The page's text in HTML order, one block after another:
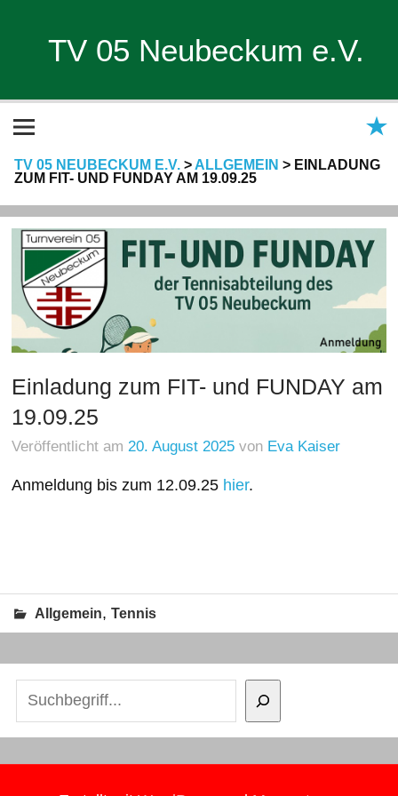
TV 05 Neubeckum e.V.
TV 05 NEUBECKUM E.V.> ALLGEMEIN > EINLADUNG
ZUM FIT- UND FUNDAY AM 19.09.25
Einladung zum FIT- und FUNDAY am
19.09.25
Veröffentlicht am20. August 2025 von Eva Kaiser
Anmeldung bis zum 12.09.25 hier.
Allgemein,Tennis
Suchen